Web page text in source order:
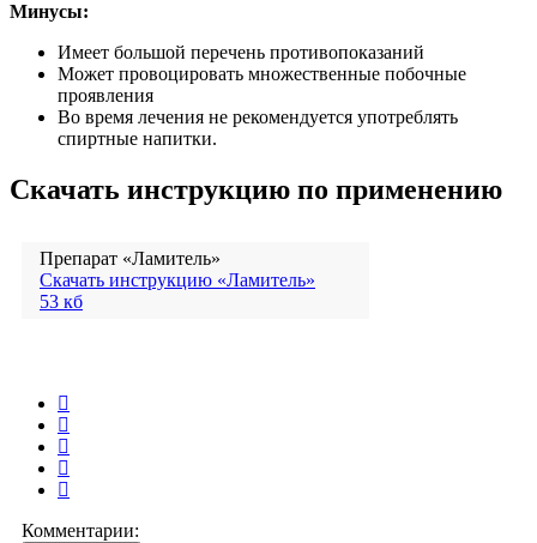
Минусы:
Имеет большой перечень противопоказаний
Может провоцировать множественные побочные
проявления
Во время лечения не рекомендуется употреблять
спиртные напитки.
Скачать инструкцию по применению
Препарат «Ламитель»
Скачать инструкцию «Ламитель»
53 кб
Комментарии: